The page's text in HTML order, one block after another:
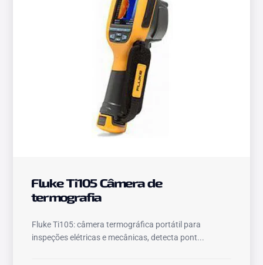
Fluke Ti105 Câmera de
termografia
Fluke Ti105: câmera termográfica portátil para
inspeções elétricas e mecânicas, detecta pont...